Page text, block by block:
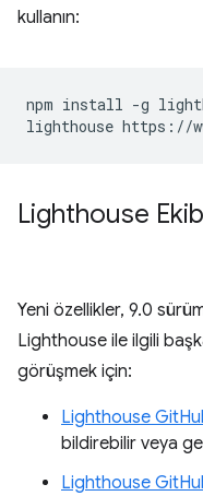
kullanın:
npm install -g
Lighthouse
Yeni özellikler, 9.0
Lighthouse ile ilgili
görüşmek için:
Lighthouse
bildirebilir veya
Lighthouse